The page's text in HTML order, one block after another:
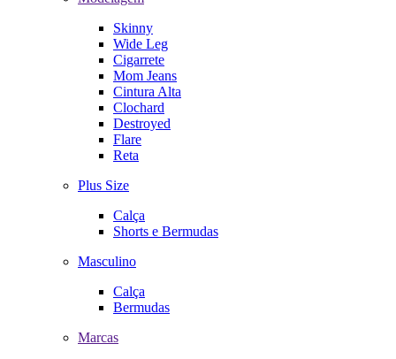
Skinny
Wide Leg
Cigarrete
Mom Jeans
Cintura Alta
Clochard
Destroyed
Flare
Reta
Plus Size
Calça
Shorts e Bermudas
Masculino
Calça
Bermudas
Marcas